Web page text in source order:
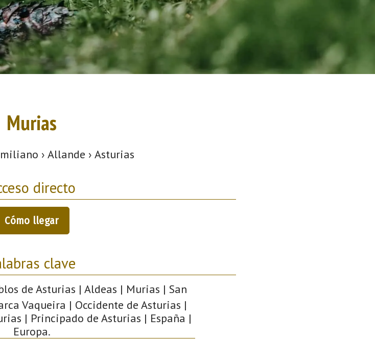
Murias
› Allande › Asturias
directo
Cómo llegar
clave
de Asturias | Aldeas | Murias | San
Vaqueira | Occidente de Asturias |
| Principado de Asturias | España |
Europa.